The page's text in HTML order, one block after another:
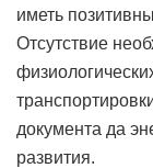
иметь
Отсутствие
документа да
развития.